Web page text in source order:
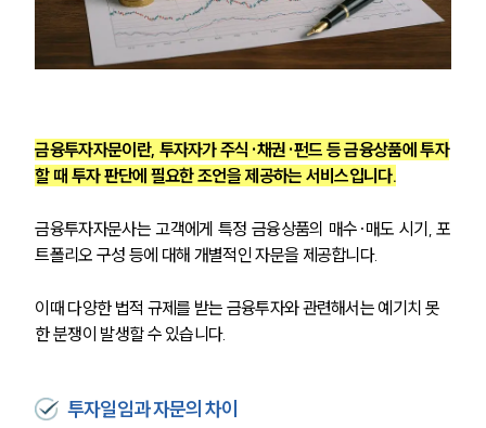
금융투자자문이란, 투자자가 주식·채권·펀드 등 금융상품에 투자
할 때 투자 판단에 필요한 조언을 제공하는 서비스입니다.
금융투자자문사는 고객에게 특정 금융상품의 매수·매도 시기, 포
트폴리오 구성 등에 대해 개별적인 자문을 제공합니다.
이때 다양한 법적 규제를 받는 금융투자와 관련해서는 예기치 못
한 분쟁이 발생할 수 있습니다.
투자일임과 자문의 차이